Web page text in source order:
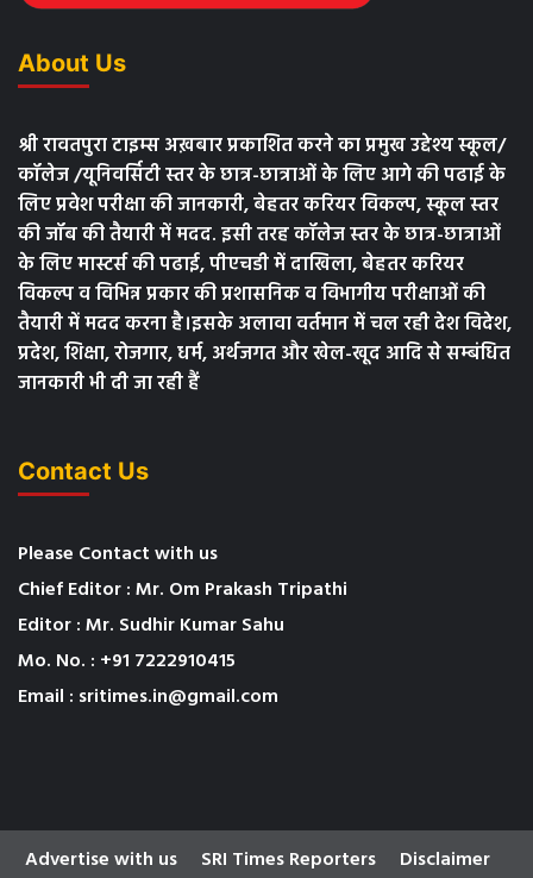
About Us
श्री रावतपुरा टाइम्स अख़बार प्रकाशित करने का प्रमुख उद्देश्य स्कूल/
कॉलेज /यूनिवर्सिटी स्तर के छात्र-छात्राओं के लिए आगे की पढाई के
लिए प्रवेश परीक्षा की जानकारी, बेहतर करियर विकल्प, स्कूल स्तर
की जॉब की तैयारी में मदद. इसी तरह कॉलेज स्तर के छात्र-छात्राओं
के लिए मास्टर्स की पढाई, पीएचडी में दाखिला, बेहतर करियर
विकल्प व विभिन्न प्रकार की प्रशासनिक व विभागीय परीक्षाओं की
तैयारी में मदद करना है।इसके अलावा वर्तमान में चल रही देश विदेश,
प्रदेश, शिक्षा, रोजगार, धर्म, अर्थजगत और खेल-खूद आदि से सम्बंधित
जानकारी भी दी जा रही हैं
Contact Us
Please Contact with us
Chief Editor : Mr. Om Prakash Tripathi
Editor : Mr. Sudhir Kumar Sahu
Mo. No. : +91 7222910415
Email : sritimes.in@gmail.com
Advertise with us SRI Times Reporters
Disclaimer